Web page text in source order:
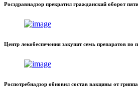
Росздравнадзор прекратил гражданский оборот
Центр лекобеспечения закупит семь препаратов
Роспотребнадзор обновил состав вакцины от гриппа